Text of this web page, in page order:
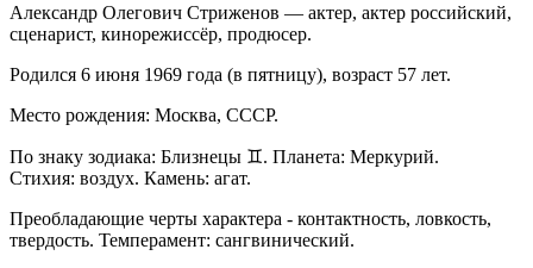
Александр Олегович Стриженов — актер, актер российский,
сценарист, кинорежиссёр, продюсер.
Родился 6 июня 1969 года (в пятницу), возраст 57 лет.
Место рождения: Москва, СССР.
По знаку зодиака: Близнецы ♊. Планета: Меркурий.
Стихия: воздух. Камень: агат.
Преобладающие черты характера - контактность, ловкость,
твердость. Темперамент: сангвинический.